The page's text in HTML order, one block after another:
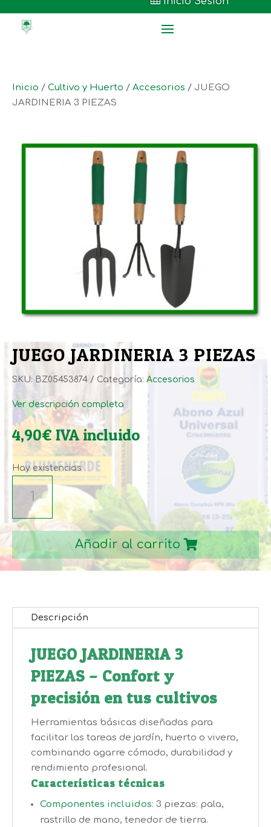
Inicio / Cultivo y Huerto / Accesorios / JUEGO
JARDINERIA 3 PIEZAS
JUEGO JARDINERIA 3 PIEZAS
SKU: BZ05453874 Categoría: Accesorios
Ver descripción completa
4,90€IVA incluido
Hay existencias
JUEGO
JARDINERIA
PIEZAS
cantidad
Añadir al carrito
Descripción
JUEGO JARDINERIA 3
PIEZAS – Confort y
precisión en tus cultivos
Herramientas básicas diseñadas para
facilitar las tareas de jardín, huerto o vivero,
combinando agarre cómodo, durabilidad y
rendimiento profesional.
Características técnicas
Componentes incluidos: 3 piezas: pala,
rastrillo de mano, tenedor de tierra.